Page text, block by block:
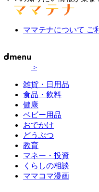
ママテナについて ご
>
雑貨・日用品
食品・飲料
健康
ベビー用品
おでかけ
どうぶつ
教育
マネー・投資
くらしの相談
ママコマ漫画